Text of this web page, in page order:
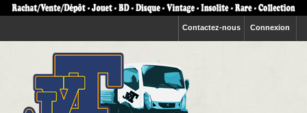
Connexion
Contactez-nous